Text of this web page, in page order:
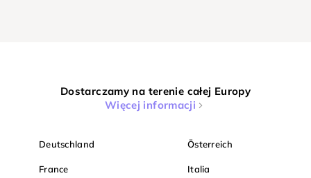
Dostarczamy na terenie całej Europy
Więcej informacji
Deutschland Österreich
France Italia